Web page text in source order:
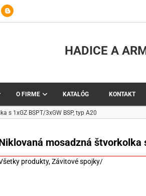
HADICE A
O FIRME KATALÓG KONTAKT
s 1xGZ BSPT/3xGW BSP, typ A20
mosadzná štvorkolka
produkty,Závitové spojky/